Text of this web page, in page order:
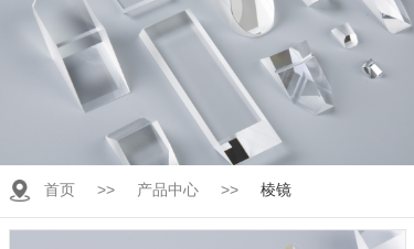
关
首页 >> 产品中心 >> 棱镜